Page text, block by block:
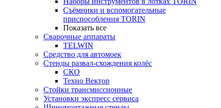
Съёмники и вспомогательные
приспособления TORIN
Показать все
Сварочные аппараты
TELWIN
Средство для автомоек
Стенды развал-схождения колёс
СКО
Техно Вектор
Стойки трансмиссионные
Установки экспресс сервиса